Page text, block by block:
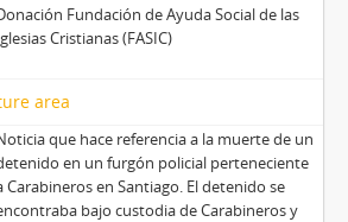
Fundación de Ayuda Social de las
Cristianas (FASIC)
area
que hace referencia a la muerte de un
en un furgón policial perteneciente
Carabineros en Santiago. El detenido se
bajo custodia de Carabineros y